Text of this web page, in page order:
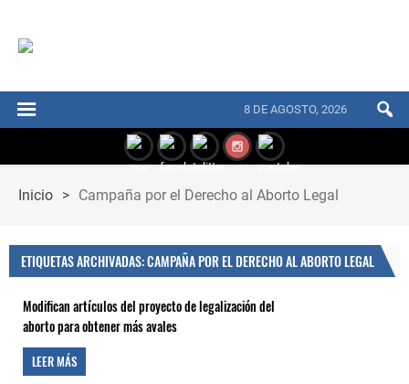
8 DE AGOSTO, 2026
Inicio > Campaña por el Derecho al Aborto Legal
ETIQUETAS ARCHIVADAS: CAMPAÑA POR EL DERECHO AL ABORTO LEGAL
Modifican artículos del proyecto de legalización del
aborto para obtener más avales
LEER MÁS